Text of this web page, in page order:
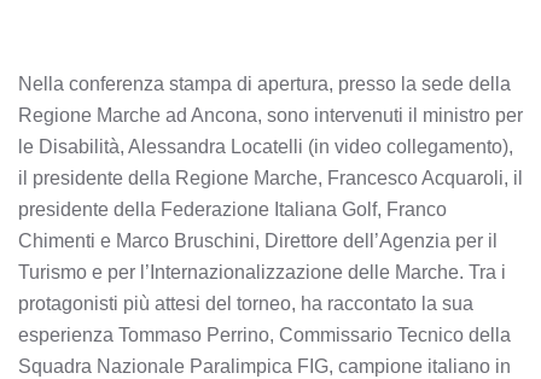
Nella conferenza stampa di apertura, presso la sede della
Regione Marche ad Ancona, sono intervenuti il ministro per
le Disabilità, Alessandra Locatelli (in video collegamento),
il presidente della Regione Marche, Francesco Acquaroli, il
presidente della Federazione Italiana Golf, Franco
Chimenti e Marco Bruschini, Direttore dell’Agenzia per il
Turismo e per l’Internazionalizzazione delle Marche. Tra i
protagonisti più attesi del torneo, ha raccontato la sua
esperienza Tommaso Perrino, Commissario Tecnico della
Squadra Nazionale Paralimpica FIG, campione italiano in